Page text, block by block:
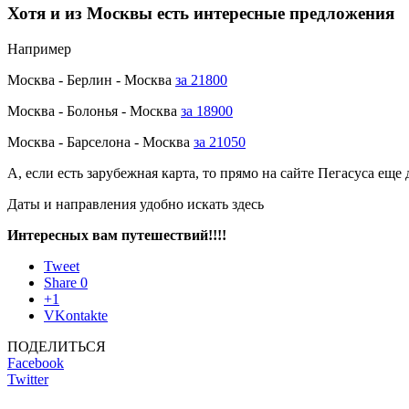
Хотя и из Москвы есть интересные предложения
Например
Москва - Берлин - Москва за 21800
Москва - Болонья - Москва за 18900
Москва - Барселона - Москва за 21050
А, если есть зарубежная карта, то прямо на сайте Пегасуса еще
Даты и направления удобно искать здесь
Интересных вам путешествий!!!!
Tweet
Share 0
+1
VKontakte
ПОДЕЛИТЬСЯ
Facebook
Twitter